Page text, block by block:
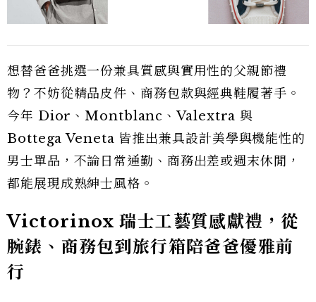
想替爸爸挑選一份兼具質感與實用性的父親節禮
物？不妨從精品皮件、商務包款與經典鞋履著手。
今年 Dior、Montblanc、Valextra 與
Bottega Veneta 皆推出兼具設計美學與機能性的
男士單品，不論日常通勤、商務出差或週末休閒，
都能展現成熟紳士風格。
Victorinox 瑞士工藝質感獻禮，從
腕錶、商務包到旅行箱陪爸爸優雅前
行